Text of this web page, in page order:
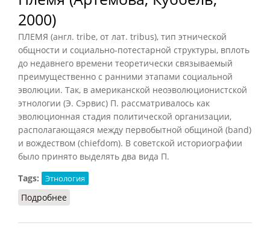
2000)
ПЛЕМЯ (англ. tribe, от лат. tribus), тип этнической
общности и социально-потестарной структуры, вплоть
до недавнего времени теоретически связываемый
преимущественно с ранними этапами социальной
эволюции. Так, в американской неоэволюционистской
этнологии (Э. Сэрвис) П. рассматривалось как
эволюционная стадия политической организации,
располагающаяся между первобытной общиной (band)
и вождеством (chiefdom). В советской историографии
было принято выделять два вида П.
Tags:
Этнология
Подробнее